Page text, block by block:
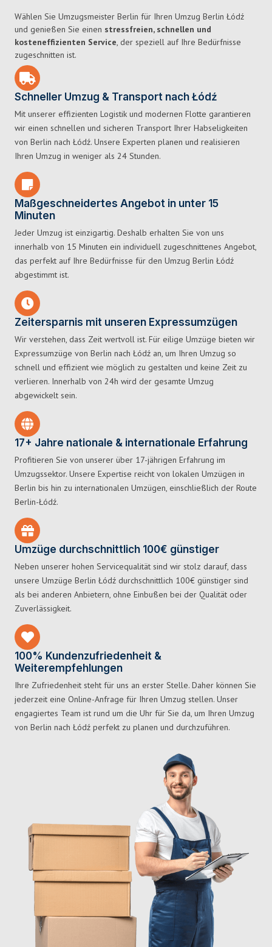
Wählen Sie Umzugsmeister Berlin für Ihren Umzug Berlin Łódź
und genießen Sie einen stressfreien, schnellen und
kosteneffizienten Service, der speziell auf Ihre Bedürfnisse
zugeschnitten ist.
Schneller Umzug & Transport nach Łódź
Mit unserer effizienten Logistik und modernen Flotte garantieren
wir einen schnellen und sicheren Transport Ihrer Habseligkeiten
von Berlin nach Łódź. Unsere Experten planen und realisieren
Ihren Umzug in weniger als 24 Stunden.
Maßgeschneidertes Angebot in unter 15
Minuten
Jeder Umzug ist einzigartig. Deshalb erhalten Sie von uns
innerhalb von 15 Minuten ein individuell zugeschnittenes Angebot,
das perfekt auf Ihre Bedürfnisse für den Umzug Berlin Łódź
abgestimmt ist.
Zeitersparnis mit unseren Expressumzügen
Wir verstehen, dass Zeit wertvoll ist. Für eilige Umzüge bieten wir
Expressumzüge von Berlin nach Łódź an, um Ihren Umzug so
schnell und effizient wie möglich zu gestalten und keine Zeit zu
verlieren. Innerhalb von 24h wird der gesamte Umzug
abgewickelt sein.
17+ Jahre nationale & internationale Erfahrung
Profitieren Sie von unserer über 17-jährigen Erfahrung im
Umzugssektor. Unsere Expertise reicht von lokalen Umzügen in
Berlin bis hin zu internationalen Umzügen, einschließlich der Route
Berlin-Łódź.
Umzüge durchschnittlich 100€ günstiger
Neben unserer hohen Servicequalität sind wir stolz darauf, dass
unsere Umzüge Berlin Łódź durchschnittlich 100€ günstiger sind
als bei anderen Anbietern, ohne Einbußen bei der Qualität oder
Zuverlässigkeit.
100% Kundenzufriedenheit &
Weiterempfehlungen
Ihre Zufriedenheit steht für uns an erster Stelle. Daher können Sie
jederzeit eine Online-Anfrage für Ihren Umzug stellen. Unser
engagiertes Team ist rund um die Uhr für Sie da, um Ihren Umzug
von Berlin nach Łódź perfekt zu planen und durchzuführen.